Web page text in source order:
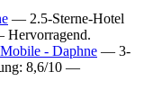
— 2.5-Sterne-Hotel
Hervorragend.
- Daphne — 3-
8,6/10 —